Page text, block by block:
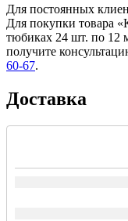
Для постоянных
Для покупки товара
тюбиках 24 шт. по 12
получите
60-67.
Доставка